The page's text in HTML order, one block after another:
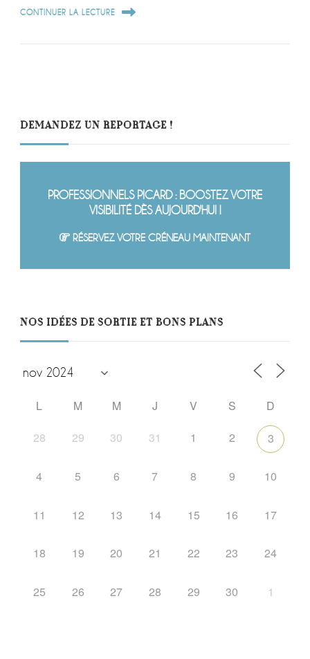
CONTINUER LA LECTURE
DEMANDEZ UN REPORTAGE !
PROFESSIONNELS PICARD : BOOSTEZ VOTRE
VISIBILITÉ DÈS AUJOURD'HUI !
RÉSERVEZ VOTRE CRÉNEAU MAINTENANT
NOS IDÉES DE SORTIE ET BONS PLANS
L M M J V S
D
28
29 30 31 1 2 3
4 5 6 7 8 9 10
11 12 13 14 15 16 17
18 19 20 21 22 23 24
25 26 27 28 29 30 1